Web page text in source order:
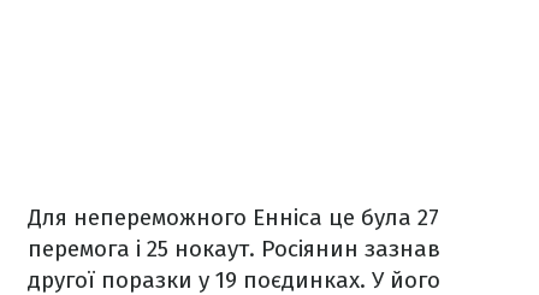
Для непереможного Енніса це була 27
перемога і 25 нокаут. Росіянин зазнав
другої поразки у 19 поєдинках. У його